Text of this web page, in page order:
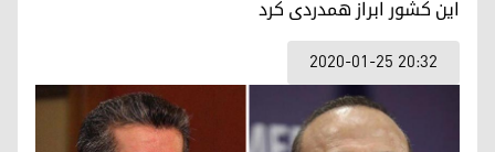
این کشور ابراز همدردی کرد
2020-01-25 20:32